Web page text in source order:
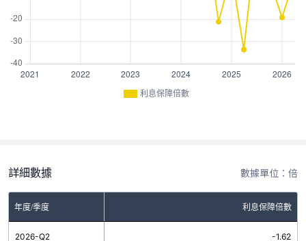
利息保障倍數
詳細數據 數據單位：倍
年度/季度 利息保障倍數
2026-Q2 -1.62